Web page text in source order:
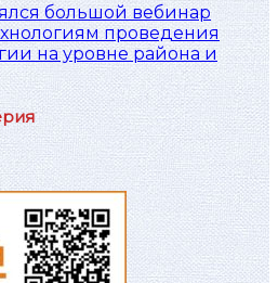
большой вебинар
проведения
на уровне района и